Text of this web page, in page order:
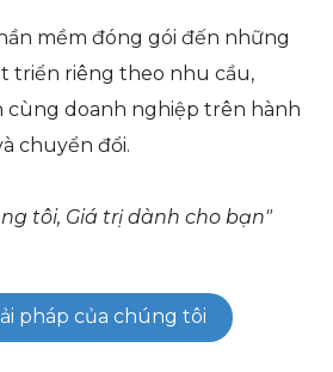
mềm đóng gói đến những
triển riêng theo nhu cầu,
cùng doanh nghiệp trên hành
chuyển đổi.
tôi, Giá trị dành cho bạn"
pháp của chúng tôi